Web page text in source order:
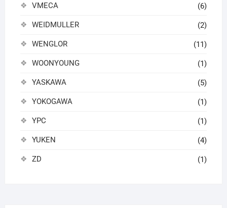
VMECA (6)
WEIDMULLER (2)
WENGLOR (11)
WOONYOUNG (1)
YASKAWA (5)
YOKOGAWA (1)
YPC (1)
YUKEN (4)
ZD (1)